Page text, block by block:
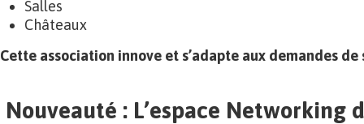
Salles
Châteaux
Cette association innove et s’adapte aux demandes de
Nouveauté : L’espace Networking